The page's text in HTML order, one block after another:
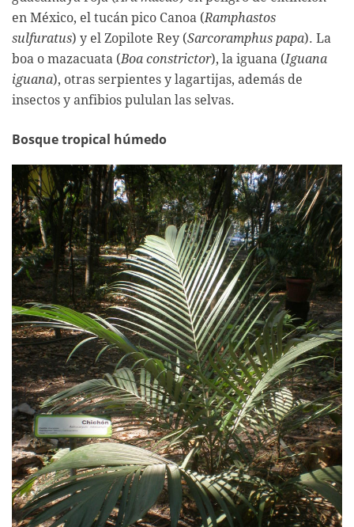
en México, el tucán pico Canoa (Ramphastos
sulfuratus) y el Zopilote Rey (Sarcoramphus papa). La
boa o mazacuata (Boa constrictor), la iguana (Iguana
iguana), otras serpientes y lagartijas, además de
insectos y anfibios pululan las selvas.
Bosque tropical húmedo